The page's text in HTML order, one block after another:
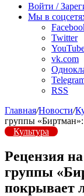
радио
Войти /
Мы в
Twitter
vk.com
RSS
Главная/Новости/
группы
Культура
Рецензия
группы
покрывает